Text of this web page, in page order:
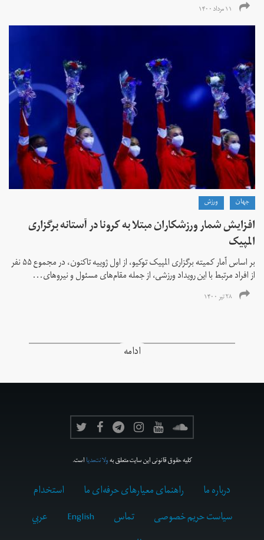
۱۱ مرداد ۱۴۰۰
جهان ورزش
افزایش شمار ورزشکاران مبتلا به کرونا در آستانه برگزاری
المپیک
بر اساس آمار کمیته برگزاری المپیک توکیو، از اول ژوییه تاکنون، در مجموع ۵۵ نفر
از افراد مرتبط با این رویداد ورزشی، از جمله مقام‌های مسئول و نیروهای...
۲۸ تیر ۱۴۰۰
ادامه
کلیه حقوق قانونی این سایت متعلق بهولانت‌مدیااست.
درباره ما راهنمای معیارهای حرفه‌ای ما
استخدام
سیاست حریم خصوصی
تماس English
عربي